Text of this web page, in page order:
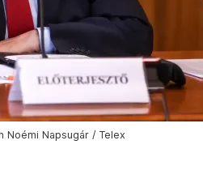
Noémi Napsugár / Telex